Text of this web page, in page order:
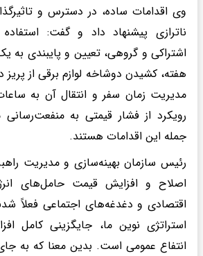
وی اقدامات ساده، در دسترس و
ناترازی پیشنهاد داد و گفت:
اشتراکی و گروهی، تعیین و پایبندی به
هفته، کشیدن دوشاخه‌ لوازم برقی از پریز
مدیریت زمان سفر و انتقال آن به
رویکرد از فشار قیمتی به منفعت‌رسانی
جمله این اقدامات هستند.
رئیس سازمان بهینه‌سازی و مدیریت
اصلاح و افزایش قیمت حامل‌های
اقتصادی و دغدغه‌های اجتماعی فعلاً
استراتژی نوین ما، جایگزینی کامل
انتفاع عمومی است. بدین معنا که به